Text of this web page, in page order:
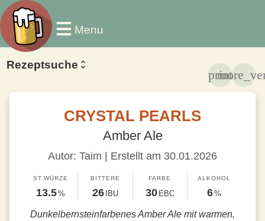
Menu
Rezeptsuche
print
CRYSTAL PEARLS
Amber Ale
Autor: Taim | Erstellt am 30.01.2026
ST.WÜRZE
13.5%
BITTERE
26 IBU
FARBE
30 EBC
ALKOHOL
6%
Dunkelbernsteinfarbenes Amber Ale mit warmen,